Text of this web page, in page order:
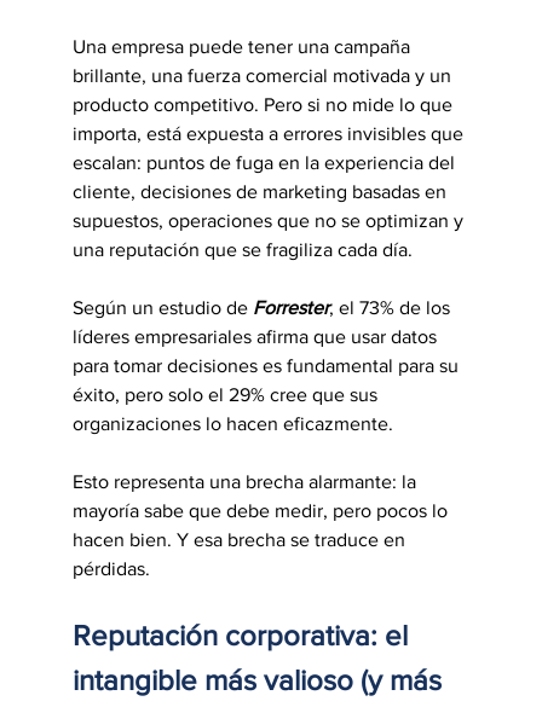
Una empresa puede tener una campaña
brillante, una fuerza comercial motivada y un
producto competitivo. Pero si no mide lo que
importa, está expuesta a errores invisibles que
escalan: puntos de fuga en la experiencia del
cliente, decisiones de marketing basadas en
supuestos, operaciones que no se optimizan y
una reputación que se fragiliza cada día.
Según un estudio de Forrester, el 73% de los
líderes empresariales afirma que usar datos
para tomar decisiones es fundamental para su
éxito, pero solo el 29% cree que sus
organizaciones lo hacen eficazmente.
Esto representa una brecha alarmante: la
mayoría sabe que debe medir, pero pocos lo
hacen bien. Y esa brecha se traduce en
pérdidas.
Reputación corporativa: el
intangible más valioso (y más